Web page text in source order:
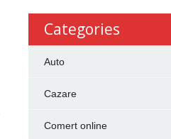
Categories
Auto
Cazare
Comert online